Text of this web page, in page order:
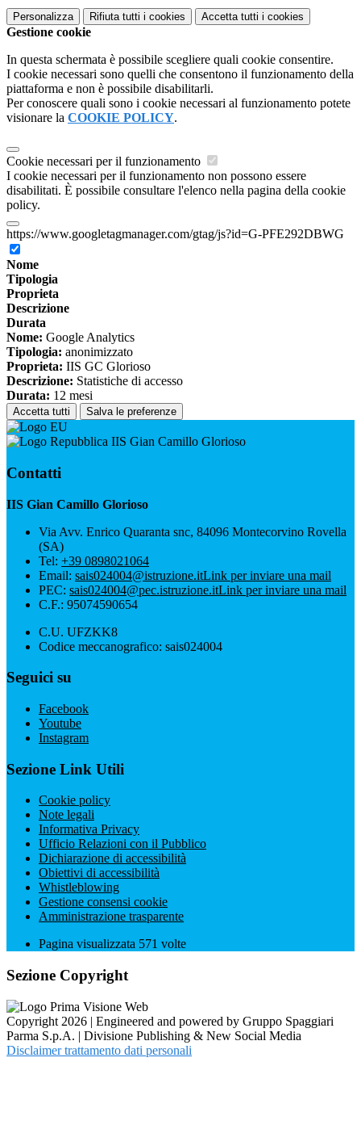
Personalizza Rifiuta tutti i cookies Accetta tutti i cookies
Gestione cookie
In questa schermata è possibile scegliere quali cookie consentire.
I cookie necessari sono quelli che consentono il funzionamento della
piattaforma e non è possibile disabilitarli.
Per conoscere quali sono i cookie necessari al funzionamento potete
visionare la COOKIE POLICY.
Cookie necessari per il funzionamento
I cookie necessari per il funzionamento non possono essere
disabilitati. È possibile consultare l'elenco nella pagina della cookie
policy.
https://www.googletagmanager.com/gtag/js?id=G-PFE292DBWG
Nome
Tipologia
Proprieta
Descrizione
Durata
Nome: Google Analytics
Tipologia: anonimizzato
Proprieta: IIS GC Glorioso
Descrizione: Statistiche di accesso
Durata: 12 mesi
Accetta tutti Salva le preferenze
IIS Gian Camillo Glorioso
Contatti
IIS Gian Camillo Glorioso
Via Avv. Enrico Quaranta snc, 84096 Montecorvino Rovella
(SA)
Tel: +39 0898021064
Email: sais024004@istruzione.itLink per inviare una mail
PEC: sais024004@pec.istruzione.itLink per inviare una mail
C.F.: 95074590654
C.U. UFZKK8
Codice meccanografico: sais024004
Seguici su
Facebook
Youtube
Instagram
Sezione Link Utili
Cookie policy
Note legali
Informativa Privacy
Ufficio Relazioni con il Pubblico
Dichiarazione di accessibilità
Obiettivi di accessibilità
Whistleblowing
Gestione consensi cookie
Amministrazione trasparente
Pagina visualizzata 571 volte
Sezione Copyright
Copyright 2026 | Engineered and powered by Gruppo Spaggiari
Parma S.p.A. | Divisione Publishing & New Social Media
Disclaimer trattamento dati personali